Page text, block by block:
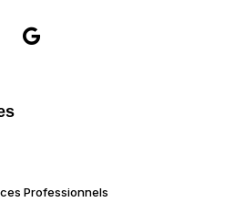
Professionnels